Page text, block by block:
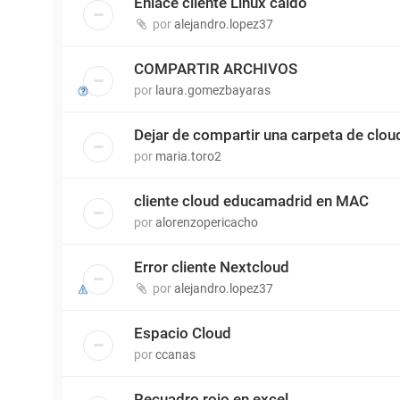
poralejandro.lopez37
COMPARTIR ARCHIVOS
por laura.gomezbayaras
Dejar de compartir una carpeta de
por maria.toro2
cliente cloud educamadrid en MAC
poralorenzopericacho
Error cliente Nextcloud
poralejandro.lopez37
Espacio Cloud
porccanas